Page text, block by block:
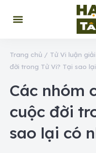
Trang chủ / Tử Vi luận giải
đời trong Tử Vi? Tại sao
Các nhóm
cuộc đời
sao lại có